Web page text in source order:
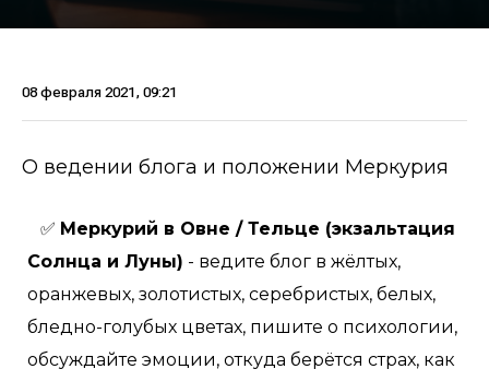
08 февраля 2021, 09:21
О ведении блога и положении Меркурия
✅ Меркурий в Овне / Тельце (экзальтация
Солнца и Луны) - ведите блог в жёлтых,
оранжевых, золотистых, серебристых, белых,
бледно-голубых цветах, пишите о психологии,
обсуждайте эмоции, откуда берётся страх, как